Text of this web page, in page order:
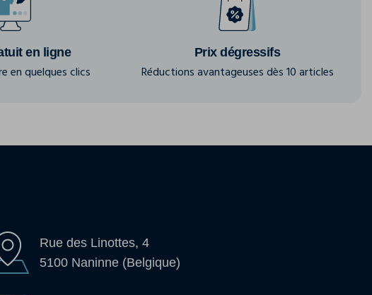
en ligne
en quelques clics
Prix dégressifs
Réductions avantageuses dès 10 articles
Rue des Linottes, 4
5100 Naninne (Belgique)